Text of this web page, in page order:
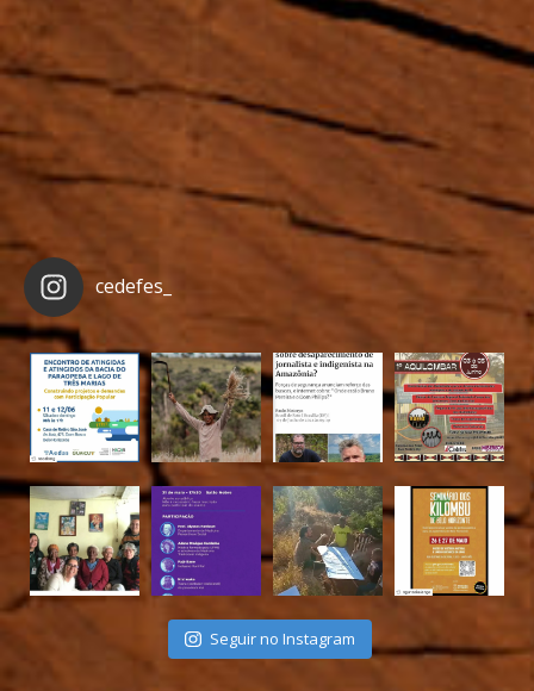
cedefes_
Seguir no Instagram